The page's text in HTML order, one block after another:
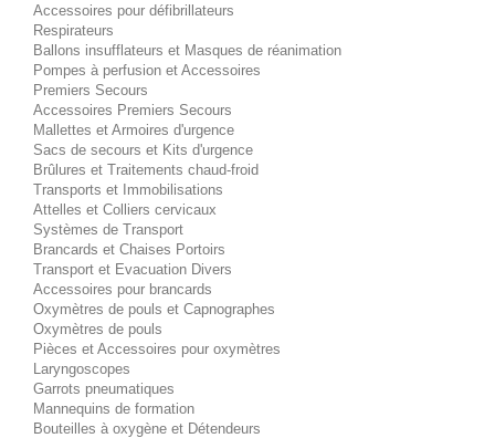
Accessoires pour défibrillateurs
Respirateurs
Ballons insufflateurs et Masques de réanimation
Pompes à perfusion et Accessoires
Premiers Secours
Accessoires Premiers Secours
Mallettes et Armoires d'urgence
Sacs de secours et Kits d'urgence
Brûlures et Traitements chaud-froid
Transports et Immobilisations
Attelles et Colliers cervicaux
Systèmes de Transport
Brancards et Chaises Portoirs
Transport et Evacuation Divers
Accessoires pour brancards
Oxymètres de pouls et Capnographes
Oxymètres de pouls
Pièces et Accessoires pour oxymètres
Laryngoscopes
Garrots pneumatiques
Mannequins de formation
Bouteilles à oxygène et Détendeurs